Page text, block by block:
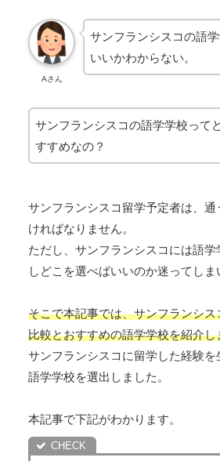
Aさん
サンフランシスコの語
いいかわからない。
サンフランシスコの語学学校って
すすめなの？
サンフランシスコ留学予定者は、
ければなりません。
ただし、サンフランシスコには語
しどこを選べばいいのか迷ってしま
そこで本記事では、サンフランシ
比較とおすすめの語学学校を紹介し
サンフランシスコに留学した経験
語学学校を選出しました。
本記事で下記がわかります。